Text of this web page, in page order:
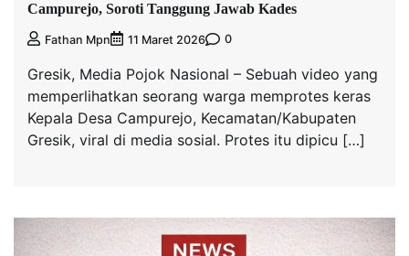
Campurejo, Soroti Tanggung Jawab Kades
Fathan Mpn 11 Maret 2026 0
Gresik, Media Pojok Nasional – Sebuah video yang
memperlihatkan seorang warga memprotes keras
Kepala Desa Campurejo, Kecamatan/Kabupaten
Gresik, viral di media sosial. Protes itu dipicu […]